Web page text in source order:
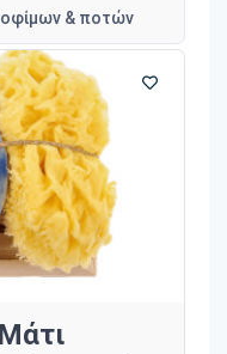
& ποτών